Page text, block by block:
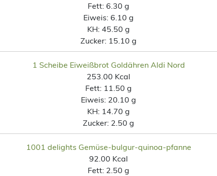
Fett: 6.30 g
Eiweis: 6.10 g
KH: 45.50 g
Zucker: 15.10 g
1 Scheibe Eiweißbrot Goldähren Aldi Nord
253.00 Kcal
Fett: 11.50 g
Eiweis: 20.10 g
KH: 14.70 g
Zucker: 2.50 g
1001 delights Gemüse-bulgur-quinoa-pfanne
92.00 Kcal
Fett: 2.50 g